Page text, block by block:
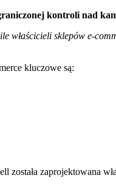
kontroli nad
ile właścicieli sklepów e-
kluczowe są:
została zaprojektowana